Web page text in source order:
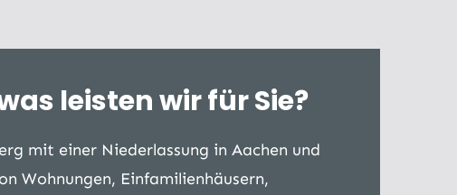
leisten wir für Sie?
mit einer Niederlassung in Aachen und
Wohnungen, Einfamilienhäusern,